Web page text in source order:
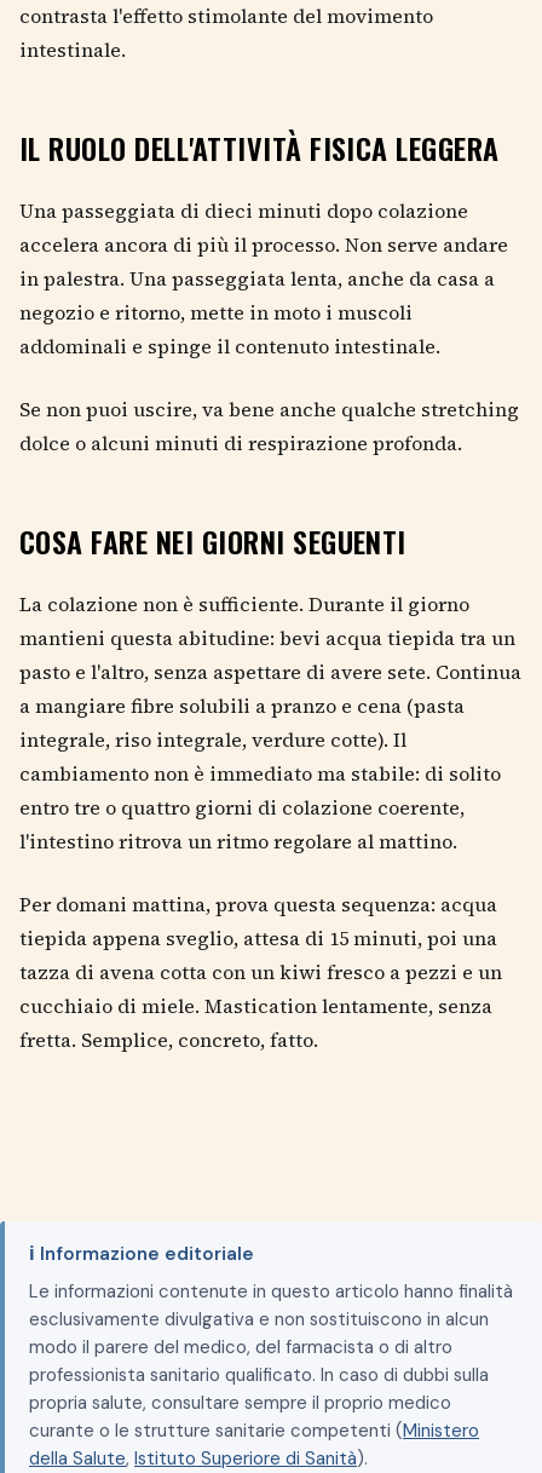
contrasta l'effetto stimolante del movimento
intestinale.
IL RUOLO DELL'ATTIVITÀ FISICA LEGGERA
Una passeggiata di dieci minuti dopo colazione
accelera ancora di più il processo. Non serve andare
in palestra. Una passeggiata lenta, anche da casa a
negozio e ritorno, mette in moto i muscoli
addominali e spinge il contenuto intestinale.
Se non puoi uscire, va bene anche qualche stretching
dolce o alcuni minuti di respirazione profonda.
COSA FARE NEI GIORNI SEGUENTI
La colazione non è sufficiente. Durante il giorno
mantieni questa abitudine: bevi acqua tiepida tra un
pasto e l'altro, senza aspettare di avere sete. Continua
a mangiare fibre solubili a pranzo e cena (pasta
integrale, riso integrale, verdure cotte). Il
cambiamento non è immediato ma stabile: di solito
entro tre o quattro giorni di colazione coerente,
l'intestino ritrova un ritmo regolare al mattino.
Per domani mattina, prova questa sequenza: acqua
tiepida appena sveglio, attesa di 15 minuti, poi una
tazza di avena cotta con un kiwi fresco a pezzi e un
cucchiaio di miele. Mastication lentamente, senza
fretta. Semplice, concreto, fatto.
ℹ️ Informazione editoriale
Le informazioni contenute in questo articolo hanno finalità
esclusivamente divulgativa e non sostituiscono in alcun
modo il parere del medico, del farmacista o di altro
professionista sanitario qualificato. In caso di dubbi sulla
propria salute, consultare sempre il proprio medico
curante o le strutture sanitarie competenti (Ministero
della Salute, Istituto Superiore di Sanità).